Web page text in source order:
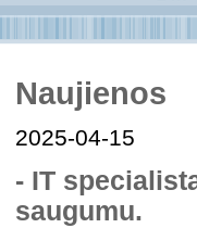
Naujienos
2025-04-15
- IT
saugumu.